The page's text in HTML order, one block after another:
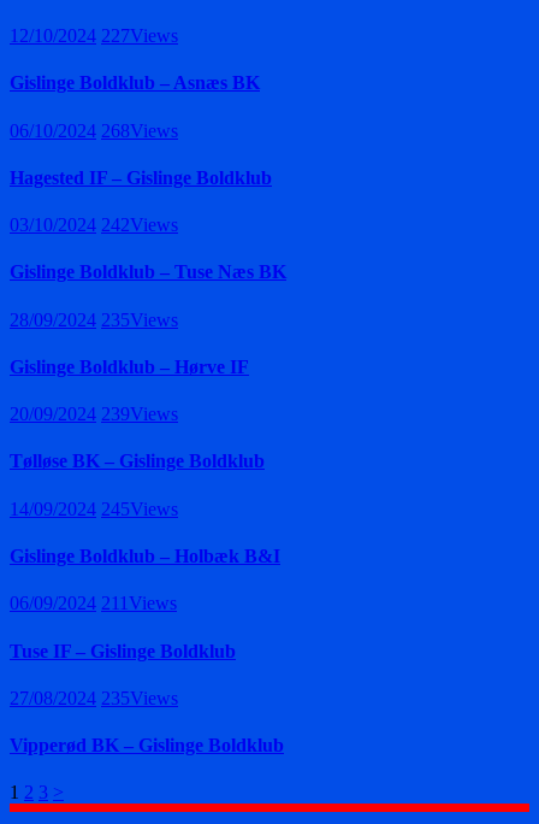
12/10/2024 227Views
Gislinge Boldklub – Asnæs BK
06/10/2024 268Views
Hagested IF – Gislinge Boldklub
03/10/2024 242Views
Gislinge Boldklub – Tuse Næs BK
28/09/2024 235Views
Gislinge Boldklub – Hørve IF
20/09/2024 239Views
Tølløse BK – Gislinge Boldklub
14/09/2024 245Views
Gislinge Boldklub – Holbæk B&I
06/09/2024 211Views
Tuse IF – Gislinge Boldklub
27/08/2024 235Views
Vipperød BK – Gislinge Boldklub
Indlægsinddeling
Page
1 Page
2 Page
3 >